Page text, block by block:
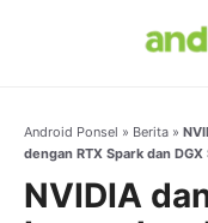
Android Ponsel » Berita »
dengan RTX Spark dan
NVIDIA